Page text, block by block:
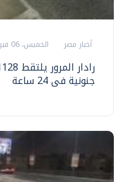
أخبار مصر الخميس، 06 فبراير 2025 08:51 ص
جنونية فى 24 ساعة